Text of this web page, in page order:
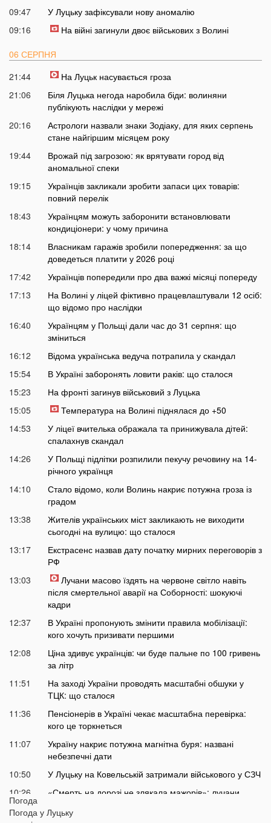
09:47
У Луцьку зафіксували нову аномалію
09:16
На війні загинули двоє військових з Волині
06 СЕРПНЯ
21:44
На Луцьк насувається гроза
21:06
Біля Луцька негода наробила біди: волиняни
публікують наслідки у мережі
20:16
Астрологи назвали знаки Зодіаку, для яких серпень
стане найгіршим місяцем року
19:44
Врожай під загрозою: як врятувати город від
аномальної спеки
19:15
Українців закликали зробити запаси цих товарів:
повний перелік
18:43
Українцям можуть заборонити встановлювати
кондиціонери: у чому причина
18:14
Власникам гаражів зробили попередження: за що
доведеться платити у 2026 році
17:42
Українців попередили про два важкі місяці попереду
17:13
На Волині у ліцей фіктивно працевлаштували 12 осіб:
що відомо про наслідки
16:40
Українцям у Польщі дали час до 31 серпня: що
зміниться
16:12
Відома українська ведуча потрапила у скандал
15:54
В Україні заборонять ловити раків: що сталося
15:23
На фронті загинув військовий з Луцька
15:05
Температура на Волині піднялася до +50
14:53
У ліцеї вчителька ображала та принижувала дітей:
спалахнув скандал
14:26
У Польщі підлітки розпилили пекучу речовину на 14-
річного українця
14:10
Стало відомо, коли Волинь накриє потужна гроза із
градом
13:38
Жителів українських міст закликають не виходити
сьогодні на вулицю: що сталося
13:17
Екстрасенс назвав дату початку мирних переговорів з
РФ
13:03
Лучани масово їздять на червоне світло навіть
після смертельної аварії на Соборності: шокуючі
кадри
12:37
В Україні пропонують змінити правила мобілізації:
кого хочуть призивати першими
12:08
Ціна здивує українців: чи буде пальне по 100 гривень
за літр
11:51
На заході України проводять масштабні обшуки у
ТЦК: що сталося
11:36
Пенсіонерів в Україні чекає масштабна перевірка:
кого це торкнеться
11:07
Україну накриє потужна магнітна буря: названі
небезпечні дати
10:50
У Луцьку на Ковельській затримали військового у СЗЧ
10:26
«Смерть на дорозі не злякала мажорів»: лучани
Погода
Погода у Луцьку